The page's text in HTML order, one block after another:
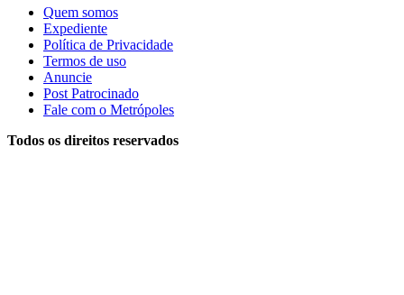
Quem somos
Expediente
Política de Privacidade
Termos de uso
Anuncie
Post Patrocinado
Fale com o Metrópoles
Todos os direitos reservados